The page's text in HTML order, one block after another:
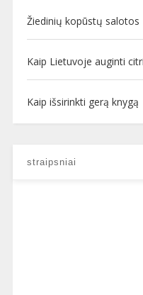
Žiedinių kopūstų salotos
Kaip Lietuvoje auginti
Kaip išsirinkti gerą knygą
straipsniai